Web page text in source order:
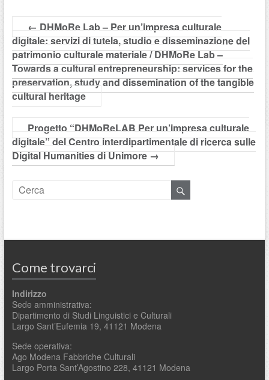
← DHMoRe Lab – Per un’impresa culturale
digitale: servizi di tutela, studio e disseminazione del
patrimonio culturale materiale / DHMoRe Lab –
Towards a cultural entrepreneurship: services for the
preservation, study and dissemination of the tangible
cultural heritage
Progetto “DHMoReLAB Per un’impresa culturale
digitale” del Centro interdipartimentale di ricerca sulle
Digital Humanities di Unimore→
Come trovarci
Indirizzo
Sede amministrativa:
Dipartimento di Studi Linguistici e Culturali
Largo Sant’Eufemia 19, 41121 Modena
Sede operativa:
Ago Modena Fabbriche Culturali
Largo Porta Sant’Agostino 228, 41121 Modena